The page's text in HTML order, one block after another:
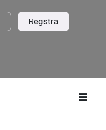
Registra